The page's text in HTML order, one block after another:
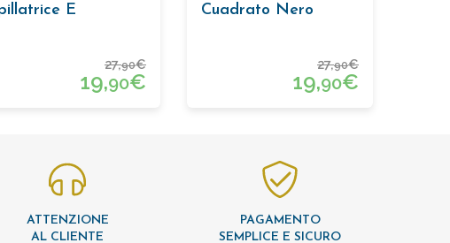
E
27,90€
19,90€
Cuadrato Nero
27,90€
19,90€
ATTENZIONE
AL CLIENTE
PAGAMENTO
SEMPLICE E SICURO